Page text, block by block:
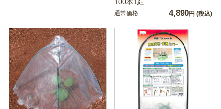
100本1組
通常価格 4,890円 (税込)